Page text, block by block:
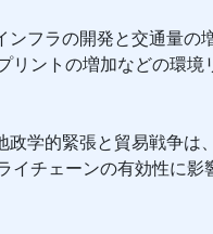
ンフラの開発と交通量の
リントの増加などの環境
政学的緊張と貿易戦争は
イチェーンの有効性に影